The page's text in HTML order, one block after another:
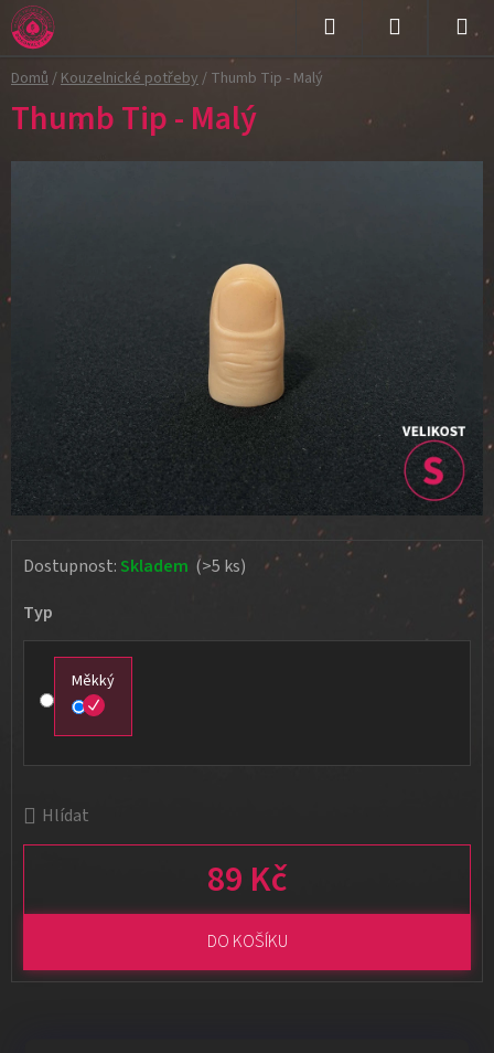
Přejít
na
KOŠÍK
Domů/Kouzelnické potřeby/ Thumb Tip - Malý
Typ
Měkký
Hlídat
89 Kč
Měrná cena:
DO KOŠÍKU
Dostupnost: Skladem (>5 ks)
Thumb Tip - Malý